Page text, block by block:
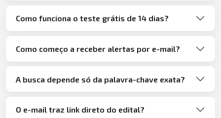
Como funciona o teste grátis de 14 dias?
Como começo a receber alertas por e-mail?
A busca depende só da palavra-chave exata?
O e-mail traz link direto do edital?